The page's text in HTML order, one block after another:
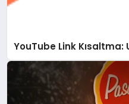
YouTube Link Kısaltma: